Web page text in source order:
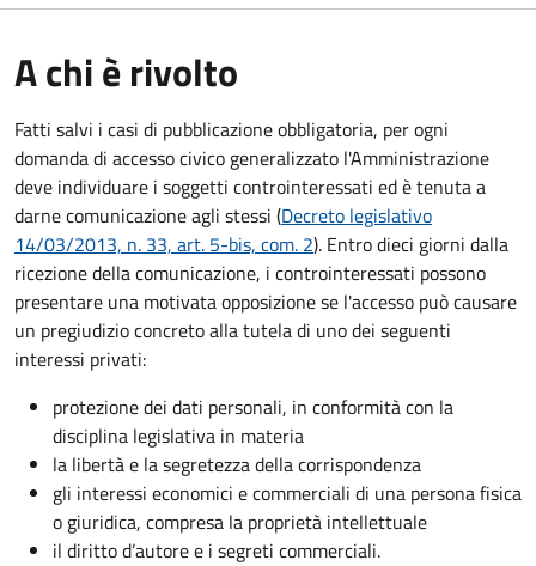
A chi è rivolto
Fatti salvi i casi di pubblicazione obbligatoria, per ogni
domanda di accesso civico generalizzato l'Amministrazione
deve individuare i soggetti controinteressati ed è tenuta a
darne comunicazione agli stessi (Decreto legislativo
14/03/2013, n. 33, art. 5-bis, com. 2). Entro dieci giorni dalla
ricezione della comunicazione, i controinteressati possono
presentare una motivata opposizione se l'accesso può causare
un pregiudizio concreto alla tutela di uno dei seguenti
interessi privati:
protezione dei dati personali, in conformità con la
disciplina legislativa in materia
la libertà e la segretezza della corrispondenza
gli interessi economici e commerciali di una persona fisica
o giuridica, compresa la proprietà intellettuale
il diritto d’autore e i segreti commerciali.